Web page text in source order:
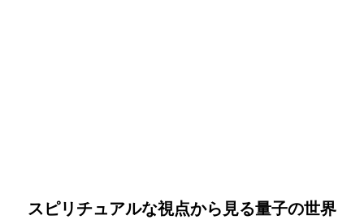
スピリチュアルな視点から見る量子の世界